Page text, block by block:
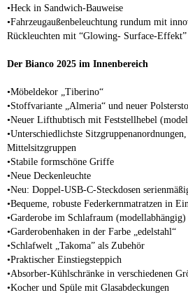
•Heck in Sandwich-Bauweise
•Fahrzeugaußenbeleuchtung rundum mit
Rückleuchten mit “Glowing- Surface-
Der Bianco 2025 im Innenbereich
•Möbeldekor „Tiberino“
•Stoffvariante „Almeria“ und neuer
•Neuer Lifthubtisch mit Feststellhebel
•Unterschiedlichste
Mittelsitzgruppen
•Stabile formschöne Griffe
•Neue Deckenleuchte
•Neu: Doppel-USB-C-Steckdosen
•Bequeme, robuste Federkernmatratzen in
•Garderobe im Schlafraum (modellabhängig)
•Garderobenhaken in der Farbe „edelstahl“
•Schlafwelt „Takoma” als Zubehör
•Praktischer Einstiegsteppich
•Absorber-Kühlschränke in verschiedenen
•Kocher und Spüle mit Glasabdeckungen